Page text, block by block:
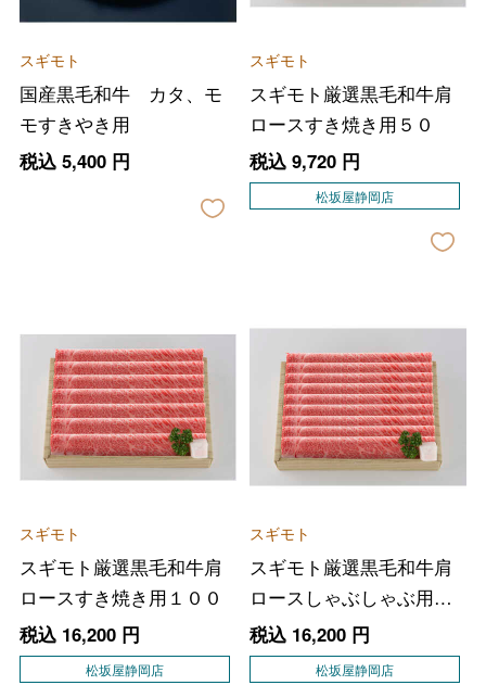
スギモト
国産黒毛和牛 カタ、モ
モすきやき用
税込 5,400円
スギモト
スギモト厳選黒毛和牛肩
ロースすき焼き用５０
税込 9,720円
松坂屋静岡店
スギモト
スギモト厳選黒毛和牛肩
ロースすき焼き用１００
税込 16,200円
松坂屋静岡店
スギモト
スギモト厳選黒毛和牛肩
ロースしゃぶしゃぶ用１
００
税込 16,200円
松坂屋静岡店